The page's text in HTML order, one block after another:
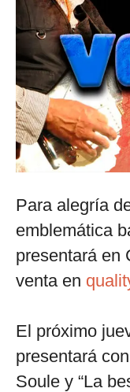
Para alegría
emblemática
presentará en
venta en
El próximo
presentará
Soule y “La